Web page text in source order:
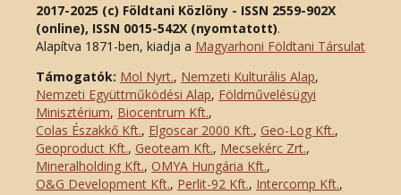
2017-2025 (c) Földtani Közlöny - ISSN 2559-902X
(online), ISSN 0015-542X (nyomtatott).
Alapítva 1871-ben, kiadja a Magyarhoni Földtani Társulat
Támogatók: Mol Nyrt., Nemzeti Kulturális Alap,
Nemzeti Együttműködési Alap, Földművelésügyi
Minisztérium, Biocentrum Kft.,
Colas Északkő Kft., Elgoscar 2000 Kft., Geo-Log Kft.,
Geoproduct Kft., Geoteam Kft., Mecsekérc Zrt.,
Mineralholding Kft., OMYA Hungária Kft.,
O&G Development Kft., Perlit-92 Kft., Intercomp Kft.,